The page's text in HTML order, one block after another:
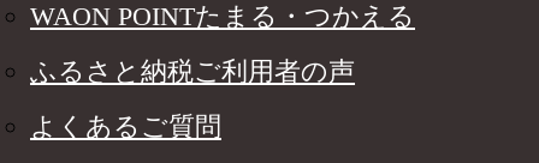
WAON POINTたまる・つかえる
ふるさと納税ご利用者の声
よくあるご質問